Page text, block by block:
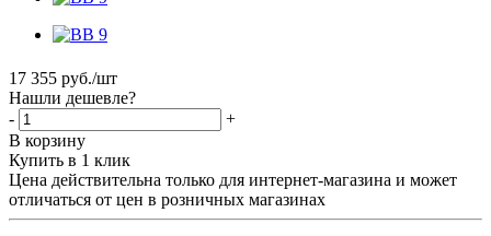
17 355 руб./шт
Нашли дешевле?
-
+
В корзину
Купить в 1 клик
Цена действительна только для интернет-магазина и может
отличаться от цен в розничных магазинах